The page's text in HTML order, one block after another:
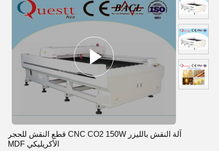
آلة النقش بالليزر CNC CO2 150W قطع النقش للحجر
الأكريليكي MDF